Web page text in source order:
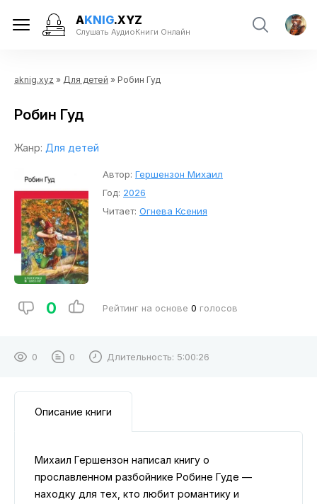
AKNIG.XYZ
Слушать АудиоКниги Онлайн
aknig.xyz » Для детей » Робин Гуд
Робин Гуд
Жанр: Для детей
Автор: Гершензон Михаил
Год: 2026
Читает: Огнева Ксения
0 Рейтинг на основе 0 голосов
0 0 Длительность: 5:00:26
Описание книги
Михаил Гершензон написал книгу о
прославленном разбойнике Робине Гуде —
находку для тех, кто любит романтику и